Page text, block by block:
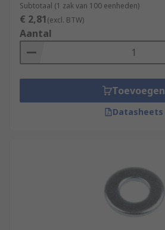
Subtotaal (1 zak van 100 eenheden)
€ 2,81(excl. BTW)
Aantal
Toevoegen
Datasheets